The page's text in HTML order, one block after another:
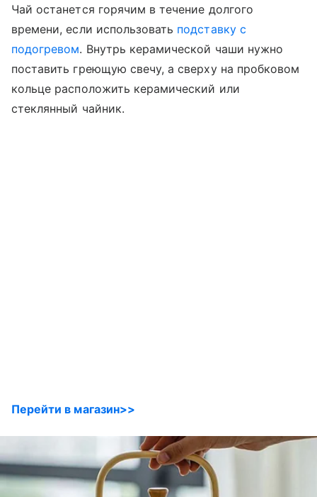
Чай останется горячим в течение долгого
времени, если использовать подставку с
подогревом. Внутрь керамической чаши нужно
поставить греющую свечу, а сверху на пробковом
кольце расположить керамический или
стеклянный чайник.
Перейти в магазин>>